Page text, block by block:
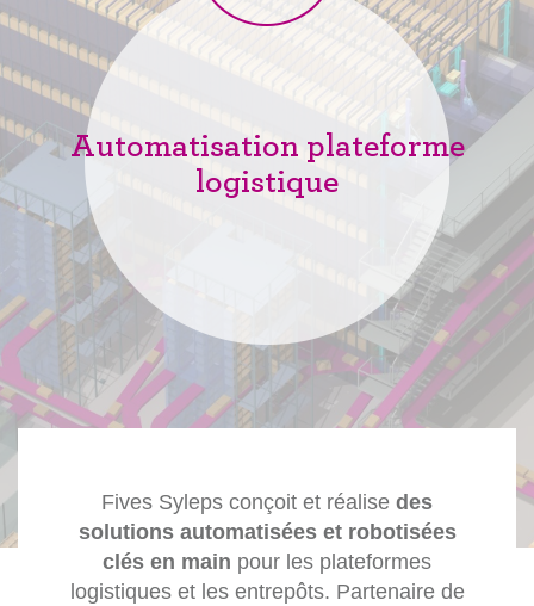
Automatisation plateforme
logistique
Fives Syleps conçoit et réalise des
solutions automatisées et robotisées
clés en main pour les plateformes
logistiques et les entrepôts. Partenaire de